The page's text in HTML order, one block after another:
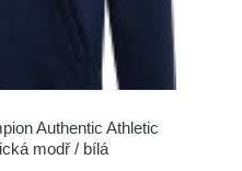
Authentic Athletic
modř / bílá